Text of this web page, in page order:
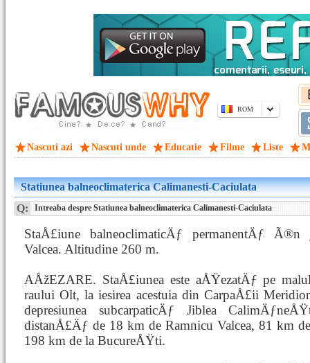
ROM
Nascuti azi Nascuti unde Educatie Filme Liste
Statiunea balneoclimaterica Calimanesti-Caciulata
Q: Intreaba despre Statiunea balneoclimaterica Calimanesti-Caciulata
StaÅ£iune balneoclimaticÄƒ permanentÄƒ Ã®n
Valcea. Altitudine 260 m.
AÅžEZARE. StaÅ£iunea este aÅŸezatÄƒ pe
raului Olt, la iesirea acestuia din CarpaÅ£ii
depresiunea subcarpaticÄƒ Jiblea
distanÅ£Äƒ de 18 km de Ramnicu Valcea, 81 km
198 km de la BucureÅŸti.